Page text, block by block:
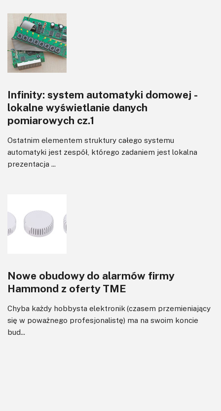
Infinity: system automatyki domowej -
lokalne wyświetlanie danych
pomiarowych cz.1
Ostatnim elementem struktury całego systemu
automatyki jest zespół, którego zadaniem jest lokalna
prezentacja ...
Nowe obudowy do alarmów firmy
Hammond z oferty TME
Chyba każdy hobbysta elektronik (czasem przemieniający
się w poważnego profesjonalistę) ma na swoim koncie
bud...